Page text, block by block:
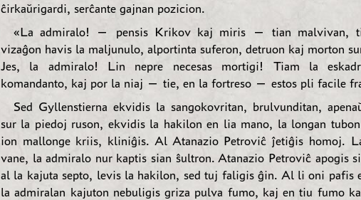
ĉirkaŭrigardi, serĉante gajnan pozicion.
«La admiralo! — pensis Krikov kaj miris — tian malvivan,
vizaĝon havis la maljunulo, alportinta suferon, detruon kaj morton
Jes, la admiralo! Lin nepre necesas mortigi! Tiam la
komandanto, kaj por la niaj — tie, en la fortreso — estos pli facile
Sed Gyllenstierna ekvidis la sangokovritan, brulvunditan,
sur la piedoj ruson, ekvidis la hakilon en lia mano, la longan
ion mallonge kriis, kliniĝis. Al Atanazio Petroviĉ ĵetiĝis homoj.
vane, la admiralo nur kaptis sian ŝultron. Atanazio Petroviĉ apogis
al la kajuta septo, levis la hakilon, sed tuj faligis ĝin. Al li oni pafis
la admiralan kajuton nebuligis griza pulva fumo, kaj en tiu fumo